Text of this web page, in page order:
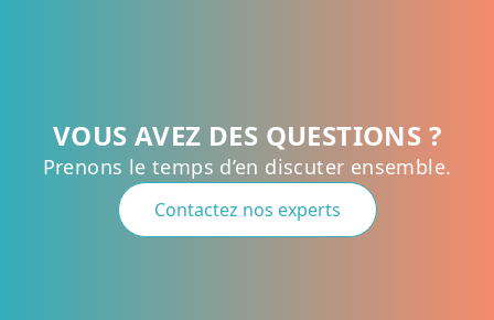
VOUS AVEZ DES QUESTIONS ?
Prenons le temps d’en discuter ensemble.
Contactez nos experts